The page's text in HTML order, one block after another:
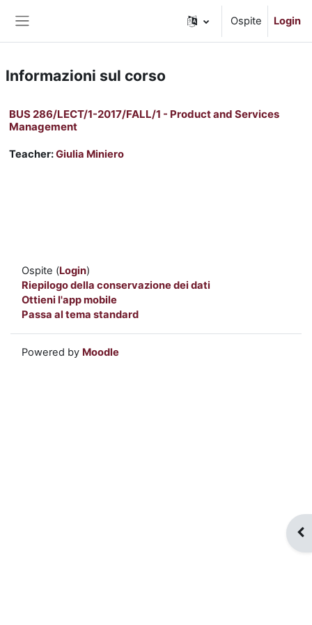
Ospite Login
Informazioni sul corso
BUS 286/LECT/1-2017/FALL/1 - Product and Services
Management
Teacher:Giulia Miniero
Ospite (Login)
Riepilogo della conservazione dei dati
Ottieni l'app mobile
Passa al tema standard
Powered by Moodle